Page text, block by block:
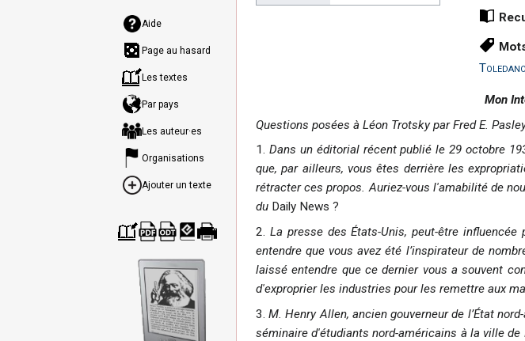
Toledano
Mon
Questions posées à Léon Trotsky par Fred E.
1. Dans un éditorial récent publié le 29 octobre
que, par ailleurs, vous êtes derrière les
rétracter ces propos. Auriez-vous l'amabilité de
du Daily News ?
2. La presse des États-Unis, peut-être
entendre que vous avez été l’inspirateur de
laissé entendre que ce dernier vous a souvent
d'exproprier les industries pour les remettre aux
3.M. Henry Allen, ancien gouverneur de l’État
séminaire d'étudiants nord-américains à la ville
Aide
Page au hasard
Les textes
Par pays
Les auteur·es
Organisations
Ajouter un texte
char
ger
com
me
PDF
char
ger
com
me
ODT
char
ger
com
me
EPU
B
sion
impr
ima